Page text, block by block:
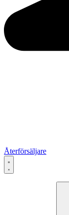
Återförsäljare